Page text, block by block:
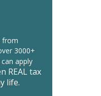
from
3000+
apply
REAL tax
life.